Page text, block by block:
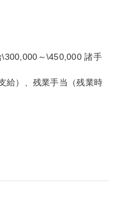
～\450,000 諸手
給）、残業手当（残業時